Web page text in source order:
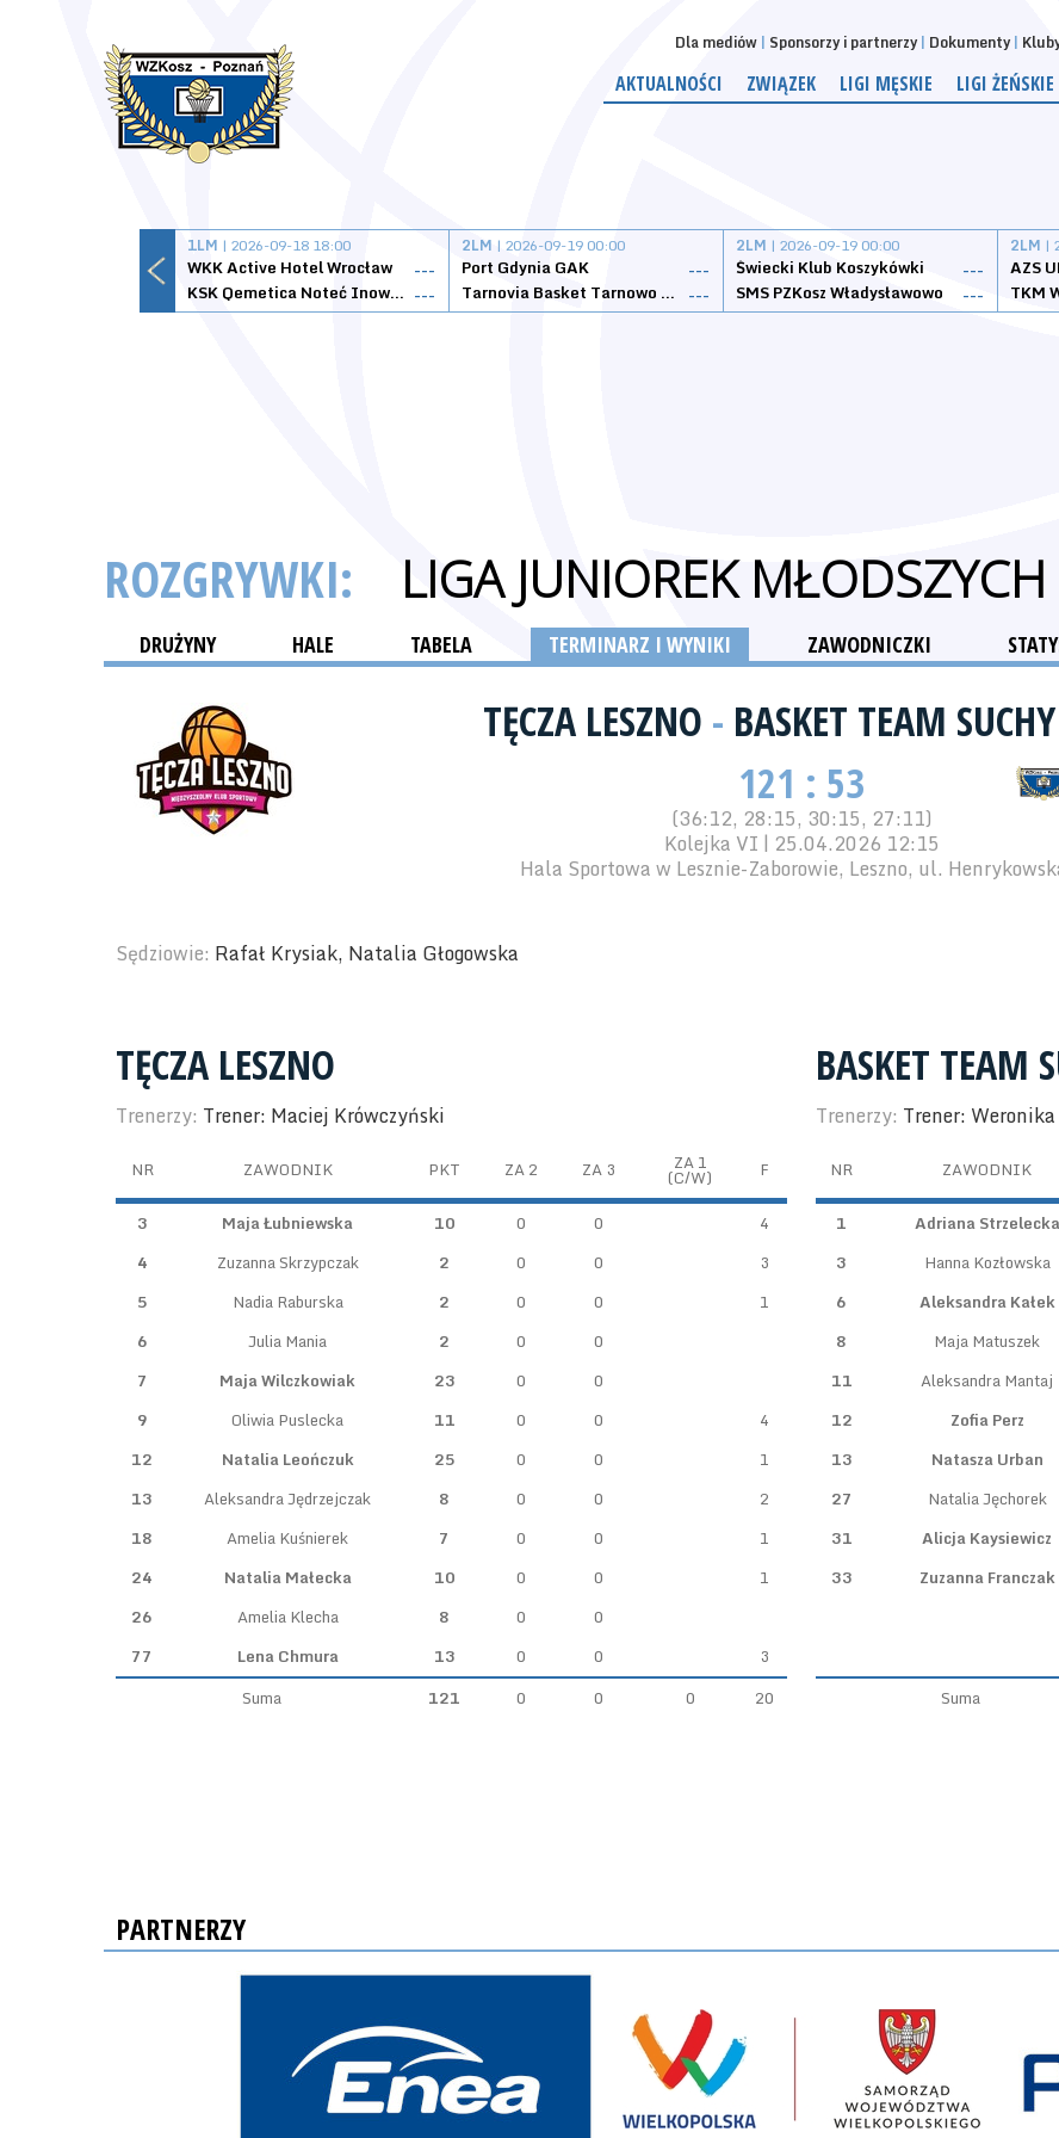
Dla mediów Sponsorzy i partnerzy Dokumenty
AKTUALNOŚCI ZWIĄZEK LIGI MĘSKIE LIGI ŻEŃSKIE
1LM | 2026-09-18 18:00
WKK Active Hotel Wrocław
---
KSK Qemetica Noteć Inowrocław ---
2LM | 2026-09-19 00:00
Port Gdynia GAK
---
Tarnovia Basket Tarnowo Podgórne ---
2LM | 2026-09-19 00:00
Świecki Klub Koszykówki
---
SMS PZKosz Władysławowo
---
2LM |
AZS
TKM
ROZGRYWKI: LIGA JUNIOREK
DRUŻYNY HALE TABELA TERMINARZ I WYNIKI ZAWODNICZKI
TĘCZA LESZNO - BASKET TEAM
121 : 53
(36:12, 28:15, 30:15, 27:11)
Kolejka VI | 25.04.2026 12:15
Hala Sportowa w Lesznie-Zaborowie, Leszno, ul.
Sędziowie: Rafał Krysiak, Natalia Głogowska
TĘCZA LESZNO
Trenerzy: Trener: Maciej Krówczyński
NR ZAWODNIK PKT ZA 2 ZA 3 ZA 1
(C/W) F
3 Maja Łubniewska 10 0 0
4
4
Zuzanna Skrzypczak 2 0 0
3
5
Nadia Raburska 2 0 0
1
6
Julia Mania 2 0
0
7
Maja Wilczkowiak 23 0
0
9
Oliwia Puslecka 11 0 0
4
12
Natalia Leończuk 25 0 0
1
13
Aleksandra Jędrzejczak 8 0 0
2
18
Amelia Kuśnierek 7 0 0
1
24
Natalia Małecka 10 0 0
1
26
Amelia Klecha 8 0
0
77
Lena Chmura 13 0 0
3
Suma
121 0 0 0 20
BASKET TEAM
Trenerzy: Trener:
NR ZAWODNIK
1 Adriana Strzelecka
3
Hanna Kozłowska
6
Aleksandra Kałek
8
Maja Matuszek
11
Aleksandra Mantaj
12
Zofia Perz
13
Natasza Urban
27
Natalia Jęchorek
31
Alicja Kaysiewicz
33
Zuzanna Franczak
Suma
PARTNERZY